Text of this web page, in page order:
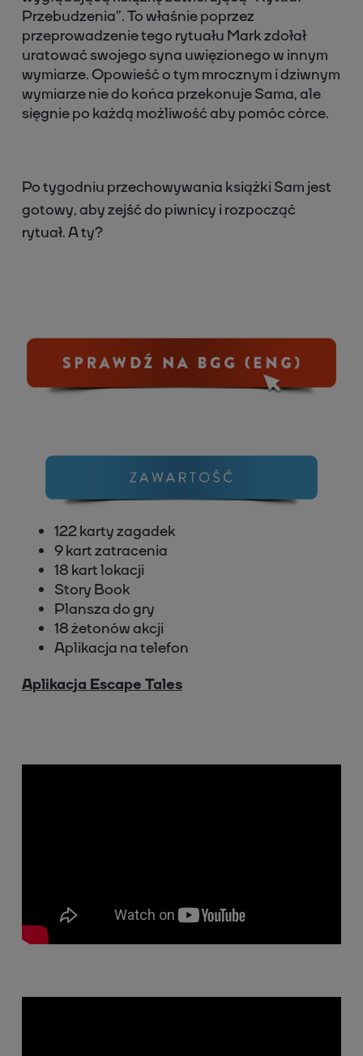
Przebudzenia”. To właśnie poprzez
przeprowadzenie tego rytuału Mark zdołał
uratować swojego syna uwięzionego w innym
wymiarze. Opowieść o tym mrocznym i dziwnym
wymiarze nie do końca przekonuje Sama, ale
sięgnie po każdą możliwość aby pomóc córce.
Po tygodniu przechowywania książki Sam jest
gotowy, aby zejść do piwnicy i rozpocząć
rytuał. A ty?
122 karty zagadek
9 kart zatracenia
18 kart lokacji
Story Book
Plansza do gry
18 żetonów akcji
Aplikacja na telefon
Aplikacja Escape Tales